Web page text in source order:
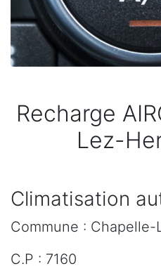
Recharge
Lez-
Climatisation
Commune :
C.P : 7160